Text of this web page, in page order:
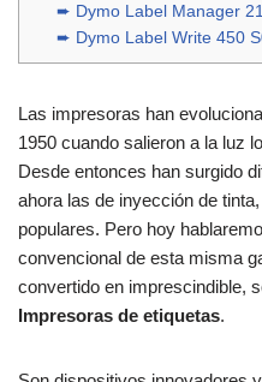
➨ Dymo Label Manager
➨ Dymo Label Write 450
Las impresoras han
1950 cuando salieron a la luz
Desde entonces han surgido
ahora las de inyección de
populares. Pero hoy
convencional de esta misma
convertido en imprescindible,
Impresoras de etiquetas.